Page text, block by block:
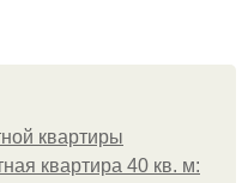
квартиры
квартира 40 кв. м: